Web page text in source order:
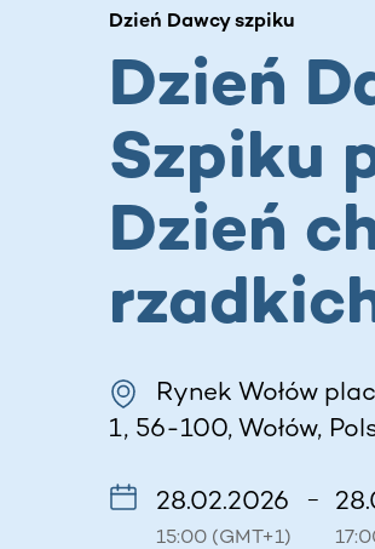
Dzień Dawcy szpiku
Dzień
Szpiku
Dzień
Rynek Wołów
1, 56-100, Wołów,
28.02.2026
15:00 (GMT+1)
–